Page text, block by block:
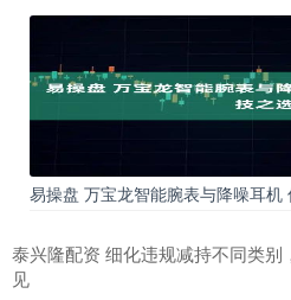
易操盘 万宝龙智能腕表与降噪耳机
泰兴隆配资 细化违规减持不同类
见